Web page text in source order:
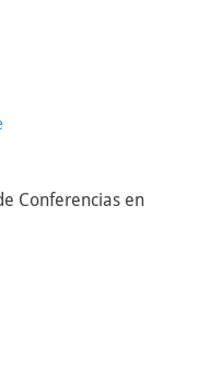
Conferencias en